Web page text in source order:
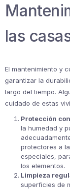
las
El mantenimiento y
garantizar la
largo del tiempo.
cuidado de estas
Protección
la humedad y
protectores a
especiales,
los elementos.
Limpieza
superficies de